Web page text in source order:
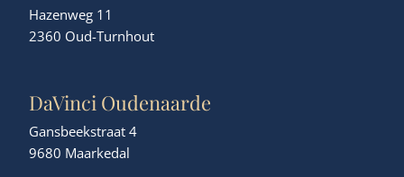
Hazenweg 11
2360 Oud-Turnhout
DaVinci Oudenaarde
Gansbeekstraat 4
9680 Maarkedal